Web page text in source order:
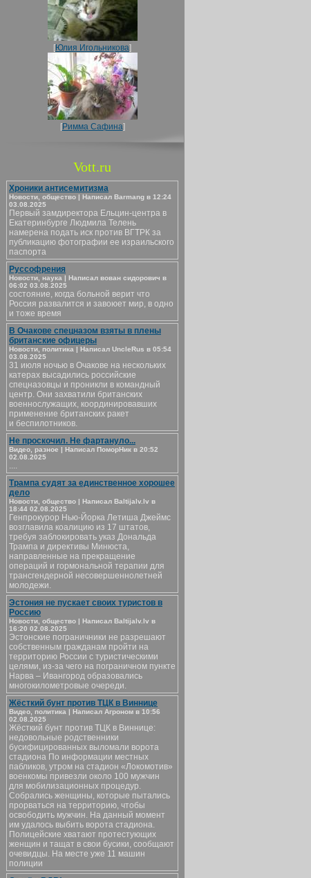
[Юлия Игольникова]
[Римма Сафина]
Vott.ru
Хроники антисемитизма
Новости, общество | Написал Barmang в 12:24
03.08.2025
Первый замдиректора Ельцин-центра в
Екатеринбурге Людмила Телень
намерена подать иск против ВГТРК за
публикацию фотографии ее израильского
паспорта
Руссофрения
Новости, наука | Написал вован сидорович в
06:02 03.08.2025
состояние, когда больной верит что
Россия развалится и завоюет мир, в одно
и тоже время
В Очакове спецназом взяты в плены
британские офицеры
Новости, политика | Написал UncleRus в 05:54
03.08.2025
31 июля ночью в Очакове на нескольких
катерах высадились российские
спецназовцы и проникли в командный
центр. Они захватили британских
военнослужащих, координировавших
применение британских ракет
и беспилотников.
Не проскочил. Не фартануло...
Видео, разное | Написал ПоморНик в 20:52
02.08.2025
....
Трампа судят за единственное хорошее
дело
Новости, общество | Написал Baltijalv.lv в
18:44 02.08.2025
Генпрокурор Нью-Йорка Летиша Джеймс
возглавила коалицию из 17 штатов,
требуя заблокировать указ Дональда
Трампа и директивы Минюста,
направленные на прекращение
операций и гормональной терапии для
трансгендерной несовершеннолетней
молодежи.
Эстония не пускает своих туристов в
Россию
Новости, общество | Написал Baltijalv.lv в
16:20 02.08.2025
Эстонские пограничники не разрешают
собственным гражданам пройти на
территорию России с туристическими
целями, из-за чего на пограничном пункте
Нарва – Ивангород образовались
многокилометровые очереди.
Жёсткий бунт против ТЦК в Виннице
Видео, политика | Написал Агроном в 10:56
02.08.2025
Жёсткий бунт против ТЦК в Виннице:
недовольные родственники
бусифицированных выломали ворота
стадиона По информации местных
пабликов, утром на стадион «Локомотив»
военкомы привезли около 100 мужчин
для мобилизационных процедур.
Собрались женщины, которые пытались
прорваться на территорию, чтобы
освободить мужчин. На данный момент
им удалось выбить ворота стадиона.
Полицейские хватают протестующих
женщин и тащат в свои бусики, сообщают
очевидцы. На месте уже 11 машин
полиции